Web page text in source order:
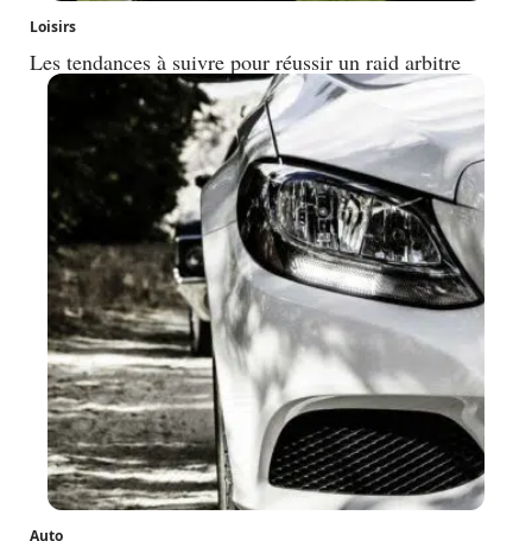
Loisirs
Les tendances à suivre pour réussir un raid arbitre
Auto